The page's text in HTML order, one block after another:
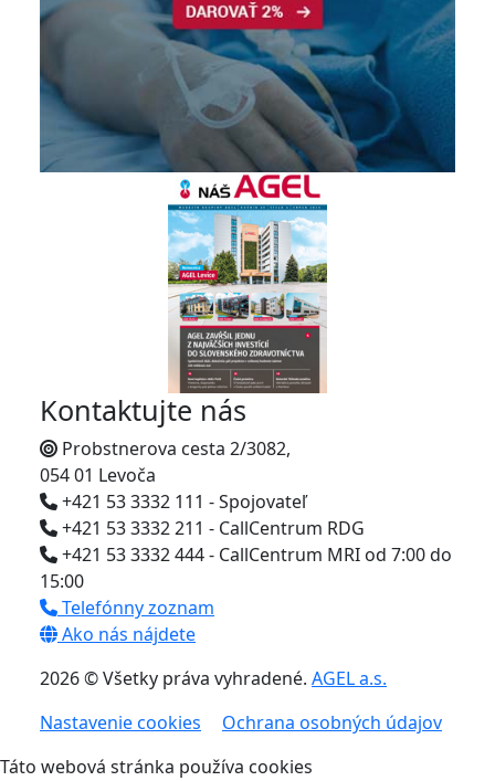
Kontaktujte nás
Probstnerova cesta 2/3082,
054 01 Levoča
+421 53 3332 111 - Spojovateľ
+421 53 3332 211 - CallCentrum RDG
+421 53 3332 444 - CallCentrum MRI od 7:00 do
15:00
Telefónny zoznam
Ako nás nájdete
2026 © Všetky práva vyhradené. AGEL a.s.
Nastavenie cookies
Ochrana osobných údajov
Táto webová stránka používa cookies